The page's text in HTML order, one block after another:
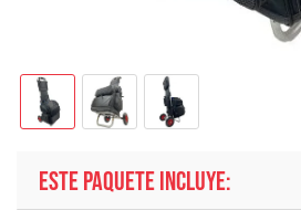
ESTE PAQUETE INCLUYE: